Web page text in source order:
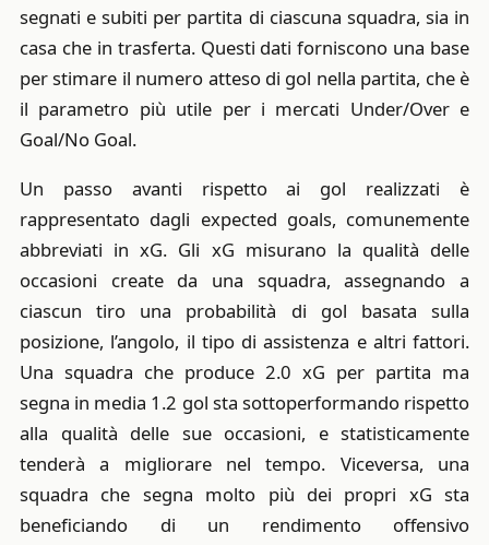
segnati e subiti per partita di ciascuna squadra, sia in
casa che in trasferta. Questi dati forniscono una base
per stimare il numero atteso di gol nella partita, che è
il parametro più utile per i mercati Under/Over e
Goal/No Goal.
Un passo avanti rispetto ai gol realizzati è
rappresentato dagli expected goals, comunemente
abbreviati in xG. Gli xG misurano la qualità delle
occasioni create da una squadra, assegnando a
ciascun tiro una probabilità di gol basata sulla
posizione, l’angolo, il tipo di assistenza e altri fattori.
Una squadra che produce 2.0 xG per partita ma
segna in media 1.2 gol sta sottoperformando rispetto
alla qualità delle sue occasioni, e statisticamente
tenderà a migliorare nel tempo. Viceversa, una
squadra che segna molto più dei propri xG sta
beneficiando di un rendimento offensivo